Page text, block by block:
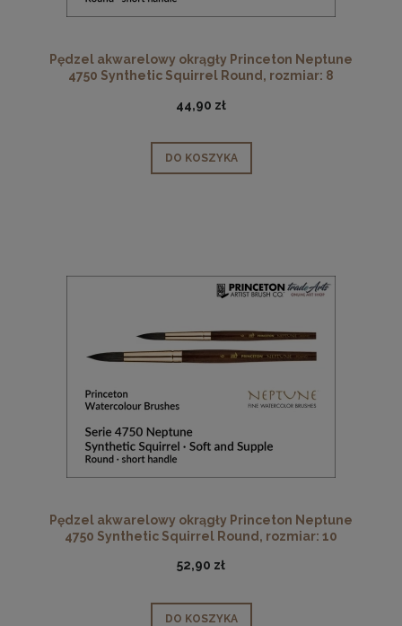
Pędzel akwarelowy okrągły Princeton Neptune
4750 Synthetic Squirrel Round, rozmiar: 8
44,90 zł
DO KOSZYKA
Pędzel akwarelowy okrągły Princeton Neptune
4750 Synthetic Squirrel Round, rozmiar: 10
52,90 zł
DO KOSZYKA